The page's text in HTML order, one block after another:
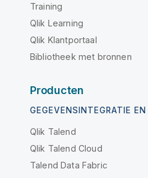
Training
Qlik Learning
Qlik Klantportaal
Bibliotheek met bronnen
Producten
GEGEVENSINTEGRATIE
Qlik Talend
Qlik Talend Cloud
Talend Data Fabric